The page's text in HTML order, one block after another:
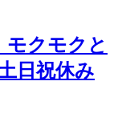
モクモクと
日祝休み